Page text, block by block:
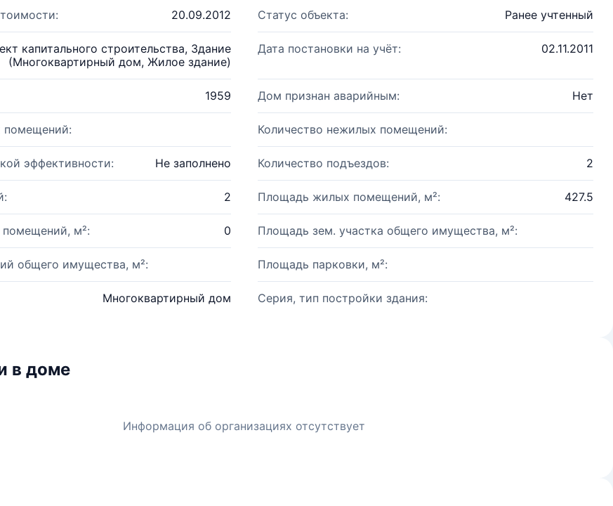
20.09.2012 Статус объекта: Ранее учтенный
капитального строительства, Здание
(Многоквартирный дом, Жилое здание)
Дата постановки на учёт: 02.11.2011
1959 Дом признан аварийным: Нет
помещений: Количество нежилых помещений:
эффективности: Не заполнено Количество подъездов: 2
2 Площадь жилых помещений, м²: 427.5
м²: 0 Площадь зем. участка общего имущества, м²:
общего имущества, м²: Площадь парковки, м²:
Многоквартирный дом Серия, тип постройки здания:
в доме
Информация об организациях отсутствует